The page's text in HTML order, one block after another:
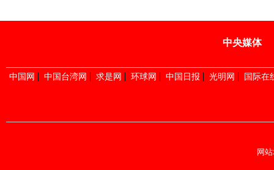
中央媒体
中国网 中国台湾网 求是网 环球网 中国日报 光明网 国际在
网